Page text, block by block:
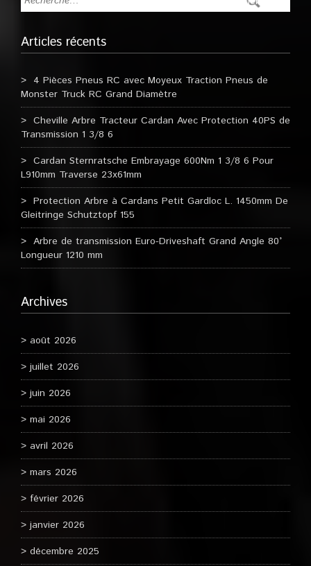
Articles récents
4 Pièces Pneus RC avec Moyeux Traction Pneus de
Monster Truck RC Grand Diamètre
Cheville Arbre Tracteur Cardan Avec Protection 40PS de
Transmission 1 3/8 6
Cardan Sternratsche Embrayage 600Nm 1 3/8 6 Pour
L910mm Traverse 23x61mm
Protection Arbre à Cardans Petit Gardloc L. 1450mm De
Gleitringe Schutztopf 155
Arbre de transmission Euro-Driveshaft Grand Angle 80°
Longueur 1210 mm
Archives
août 2026
juillet 2026
juin 2026
mai 2026
avril 2026
mars 2026
février 2026
janvier 2026
décembre 2025